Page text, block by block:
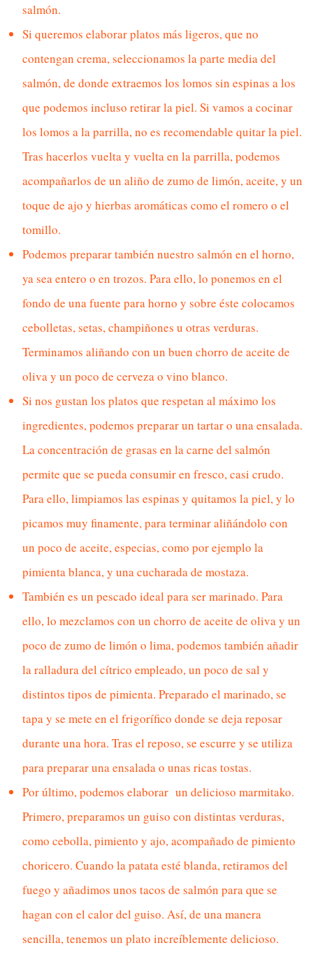
salmón.
Si queremos elaborar platos más ligeros, que no
contengan crema, seleccionamos la parte media del
salmón, de donde extraemos los lomos sin espinas a los
que podemos incluso retirar la piel. Si vamos a cocinar
los lomos a la parrilla, no es recomendable quitar la piel.
Tras hacerlos vuelta y vuelta en la parrilla, podemos
acompañarlos de un aliño de zumo de limón, aceite, y un
toque de ajo y hierbas aromáticas como el romero o el
tomillo.
Podemos preparar también nuestro salmón en el horno,
ya sea entero o en trozos. Para ello, lo ponemos en el
fondo de una fuente para horno y sobre éste colocamos
cebolletas, setas, champiñones u otras verduras.
Terminamos aliñando con un buen chorro de aceite de
oliva y un poco de cerveza o vino blanco.
Si nos gustan los platos que respetan al máximo los
ingredientes, podemos preparar un tartar o una ensalada.
La concentración de grasas en la carne del salmón
permite que se pueda consumir en fresco, casi crudo.
Para ello, limpiamos las espinas y quitamos la piel, y lo
picamos muy finamente, para terminar aliñándolo con
un poco de aceite, especias, como por ejemplo la
pimienta blanca, y una cucharada de mostaza.
También es un pescado ideal para ser marinado. Para
ello, lo mezclamos con un chorro de aceite de oliva y un
poco de zumo de limón o lima, podemos también añadir
la ralladura del cítrico empleado, un poco de sal y
distintos tipos de pimienta. Preparado el marinado, se
tapa y se mete en el frigorífico donde se deja reposar
durante una hora. Tras el reposo, se escurre y se utiliza
para preparar una ensalada o unas ricas tostas.
Por último, podemos elaborar un delicioso marmitako.
Primero, preparamos un guiso con distintas verduras,
como cebolla, pimiento y ajo, acompañado de pimiento
choricero. Cuando la patata esté blanda, retiramos del
fuego y añadimos unos tacos de salmón para que se
hagan con el calor del guiso. Así, de una manera
sencilla, tenemos un plato increíblemente delicioso.